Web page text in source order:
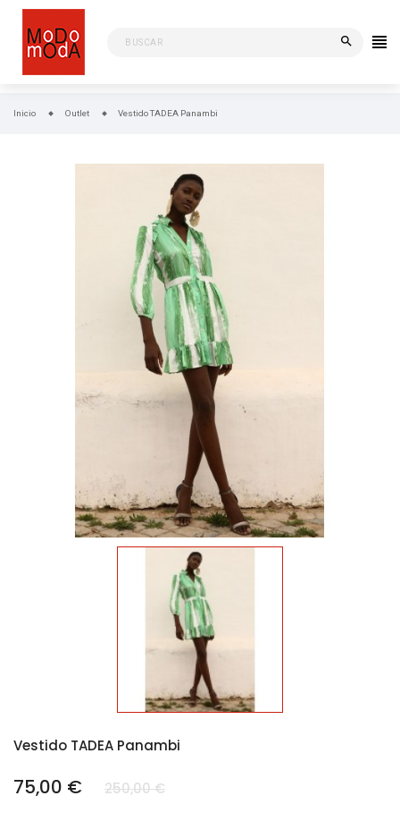
search
Inicio Outlet Vestido TADEA Panambi
Vestido TADEA Panambi
75,00 € 250,00 €